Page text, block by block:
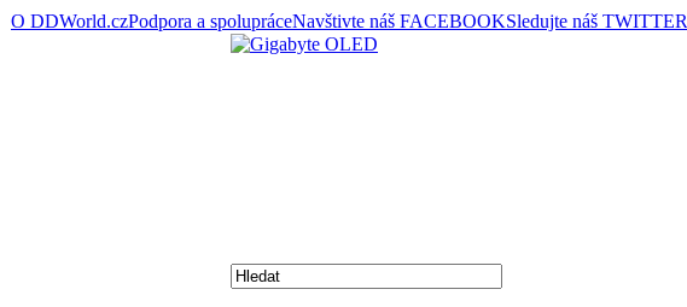
O DDWorld.czPodpora a spolupráceNavštivte náš FACEBOOKSledujte náš TWITTER